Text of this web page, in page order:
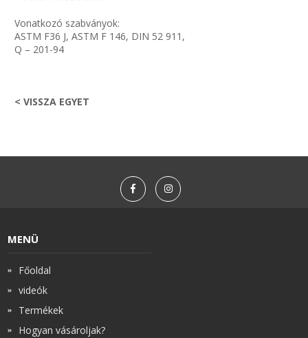
Vonatkozó szabványok:
ASTM F36 J, ASTM F 146, DIN 52 911,
Q – 201-94
< VISSZA EGYET
MENÜ
Főoldal
videók
Termékek
Hogyan vásároljak?